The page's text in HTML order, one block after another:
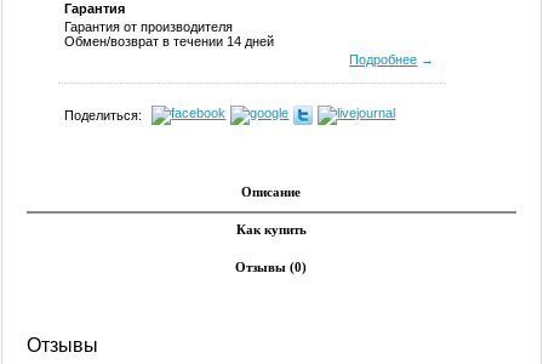
Гарантия
Гарантия от производителя
Обмен/возврат в течении 14 дней
Подробнее →
Поделиться:
Описание
Как купить
Отзывы (0)
Отзывы